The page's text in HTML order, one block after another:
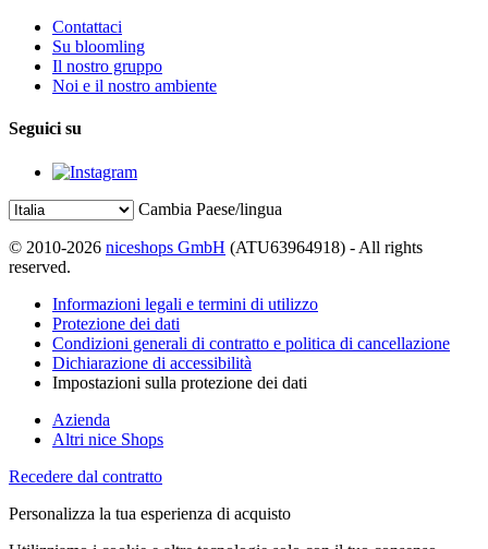
Contattaci
Su bloomling
Il nostro gruppo
Noi e il nostro ambiente
Seguici su
Cambia Paese/lingua
© 2010-2026 niceshops GmbH (ATU63964918) - All rights
reserved.
Informazioni legali e termini di utilizzo
Protezione dei dati
Condizioni generali di contratto e politica di cancellazione
Dichiarazione di accessibilità
Impostazioni sulla protezione dei dati
Azienda
Altri nice Shops
Recedere dal contratto
Personalizza la tua esperienza di acquisto